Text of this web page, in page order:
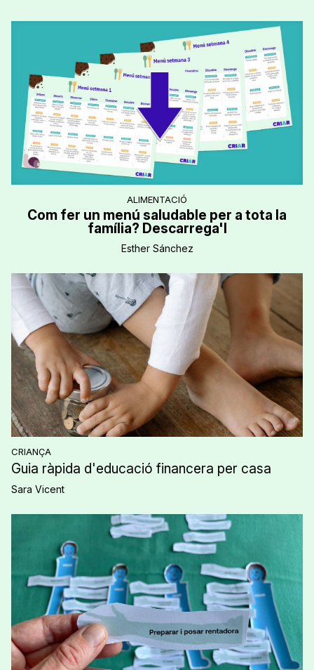
CRIANÇA
Guia ràpida d'educació financera per casa
Sara Vicent
ALIMENTACIÓ
Com fer un menú saludable per a tota la
família? Descarrega'l
Esther Sánchez